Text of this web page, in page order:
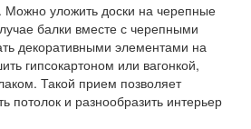
Можно уложить доски на черепные
балки вместе с черепными
декоративными элементами на
гипсокартоном или вагонкой,
Такой прием позволяет
потолок и разнообразить интерьер